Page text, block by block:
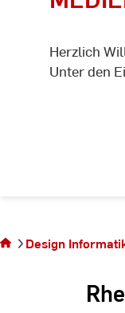
Herzlich
Unter den
sich aufDesign